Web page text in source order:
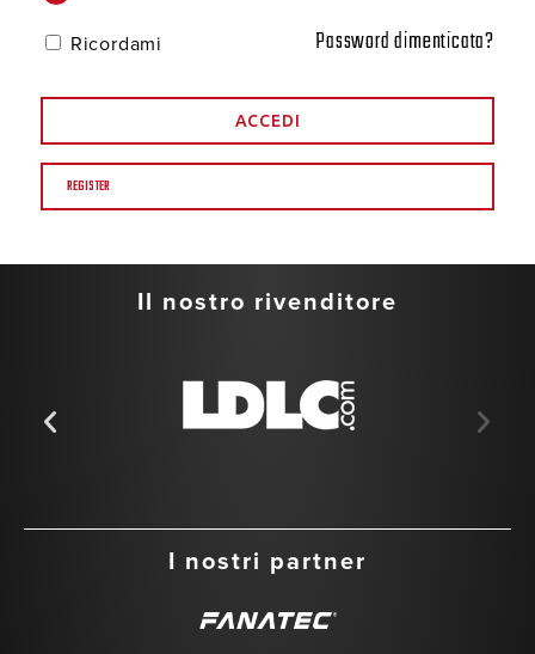
Ricordami Password dimenticata?
ACCEDI
REGISTER
Il nostro rivenditore
I nostri partner